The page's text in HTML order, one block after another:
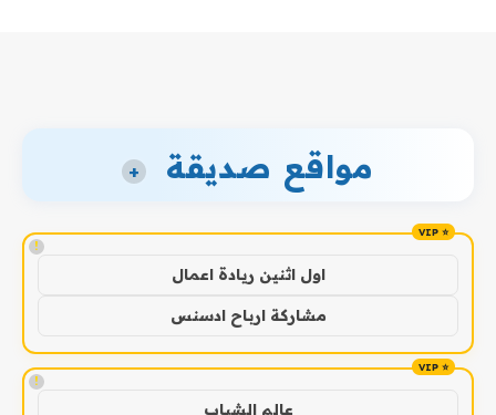
مواقع صديقة +
!
اول اثنين ريادة اعمال
مشاركة ارباح ادسنس
!
عالم الشباب